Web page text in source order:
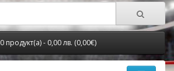
0 продукт(а) - 0,00 лв. (0,00€)